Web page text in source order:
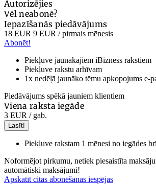
Autorizējies
Vēl neabonē?
Iepazīšanās piedāvājums
18 EUR 9 EUR / pirmais mēnesis
Abonēt!
Piekļuve jaunākajiem iBizness rakstiem
Piekļuve rakstu arhīvam
1x nedēļā jaunāko tēmu apkopojums e-
Piedāvājums spēkā jauniem klientiem
Viena raksta iegāde
3 EUR / gab.
Lasīt!
Piekļuve rakstam 1 mēnesi no iegādes
Noformējot pirkumu, netiek piesaistīta
automātiski maksājumi!
Apskatīt citas abonēšanas iespējas